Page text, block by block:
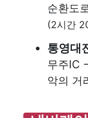
순환도
(2시간
통영대
무주IC
악의 거